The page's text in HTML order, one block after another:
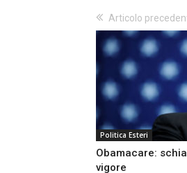
Articolo
Politica Esteri
Obamacare:
vigore